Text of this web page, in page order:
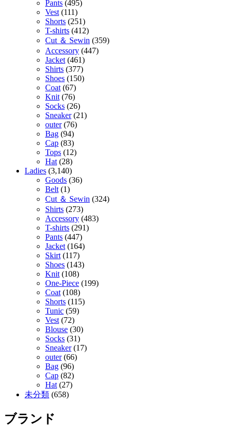
Pants (495)
Vest (111)
Shorts (251)
T-shirts (412)
Cut ＆ Sewin (359)
Accessory (447)
Jacket (461)
Shirts (377)
Shoes (150)
Coat (67)
Knit (76)
Socks (26)
Sneaker(21)
outer(76)
Bag (94)
Cap (83)
Tops (12)
Hat (28)
Ladies (3,140)
Goods (36)
Belt (1)
Cut ＆ Sewin (324)
Shirts (273)
Accessory (483)
T-shirts (291)
Pants (447)
Jacket (164)
Skirt (117)
Shoes (143)
Knit (108)
One-Piece (199)
Coat (108)
Shorts (115)
Tunic (59)
Vest (72)
Blouse (30)
Socks (31)
Sneaker(17)
outer(66)
Bag (96)
Cap (82)
Hat (27)
未分類 (658)
ブランド